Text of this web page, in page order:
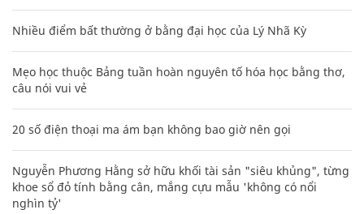
Nhiều điểm bất thường ở bằng đại học của Lý Nhã Kỳ
Mẹo học thuộc Bảng tuần hoàn nguyên tố hóa học bằng thơ,
câu nói vui vẻ
20 số điện thoại ma ám bạn không bao giờ nên gọi
Nguyễn Phương Hằng sở hữu khối tài sản "siêu khủng", từng
khoe sổ đỏ tính bằng cân, mắng cựu mẫu 'không có nổi
nghìn tỷ'